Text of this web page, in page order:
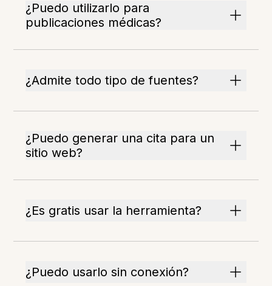
¿Puedo utilizarlo para
publicaciones médicas?
¿Admite todo tipo de fuentes?
¿Puedo generar una cita para un
sitio web?
¿Es gratis usar la herramienta?
¿Puedo usarlo sin conexión?